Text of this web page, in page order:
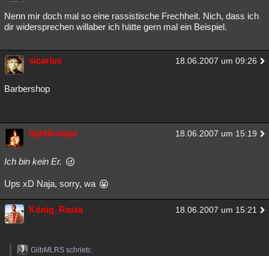
Nenn mir doch mal so eine rassistische Frechheit. Nich, dass ich
dir widersprechen willaber ich hätte gern mal ein Beispiel.
sicarius 18.06.2007 um 09:26
Barbershop
lightbringer 18.06.2007 um 15:19
Ich bin kein Er.
Ups xD Naja, sorry, wa
König_Rasta 18.06.2007 um 15:21
GilbMLRS schrieb: